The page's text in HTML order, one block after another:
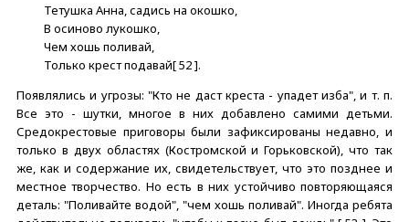
Тетушка Анна, садись на окошко,
В осиново лукошко,
Чем хошь поливай,
Только крест подавай[ 52 ].
Появлялись и угрозы: "Кто не даст креста - упадет изба", и т. п.
Все это - шутки, многое в них добавлено самими детьми.
Средокрестовые приговоры были зафиксированы недавно, и
только в двух областях (Костромской и Горьковской), что так
же, как и содержание их, свидетельствует, что это позднее и
местное творчество. Но есть в них устойчиво повторяющаяся
деталь: "Поливайте водой", "чем хошь поливай". Иногда ребята